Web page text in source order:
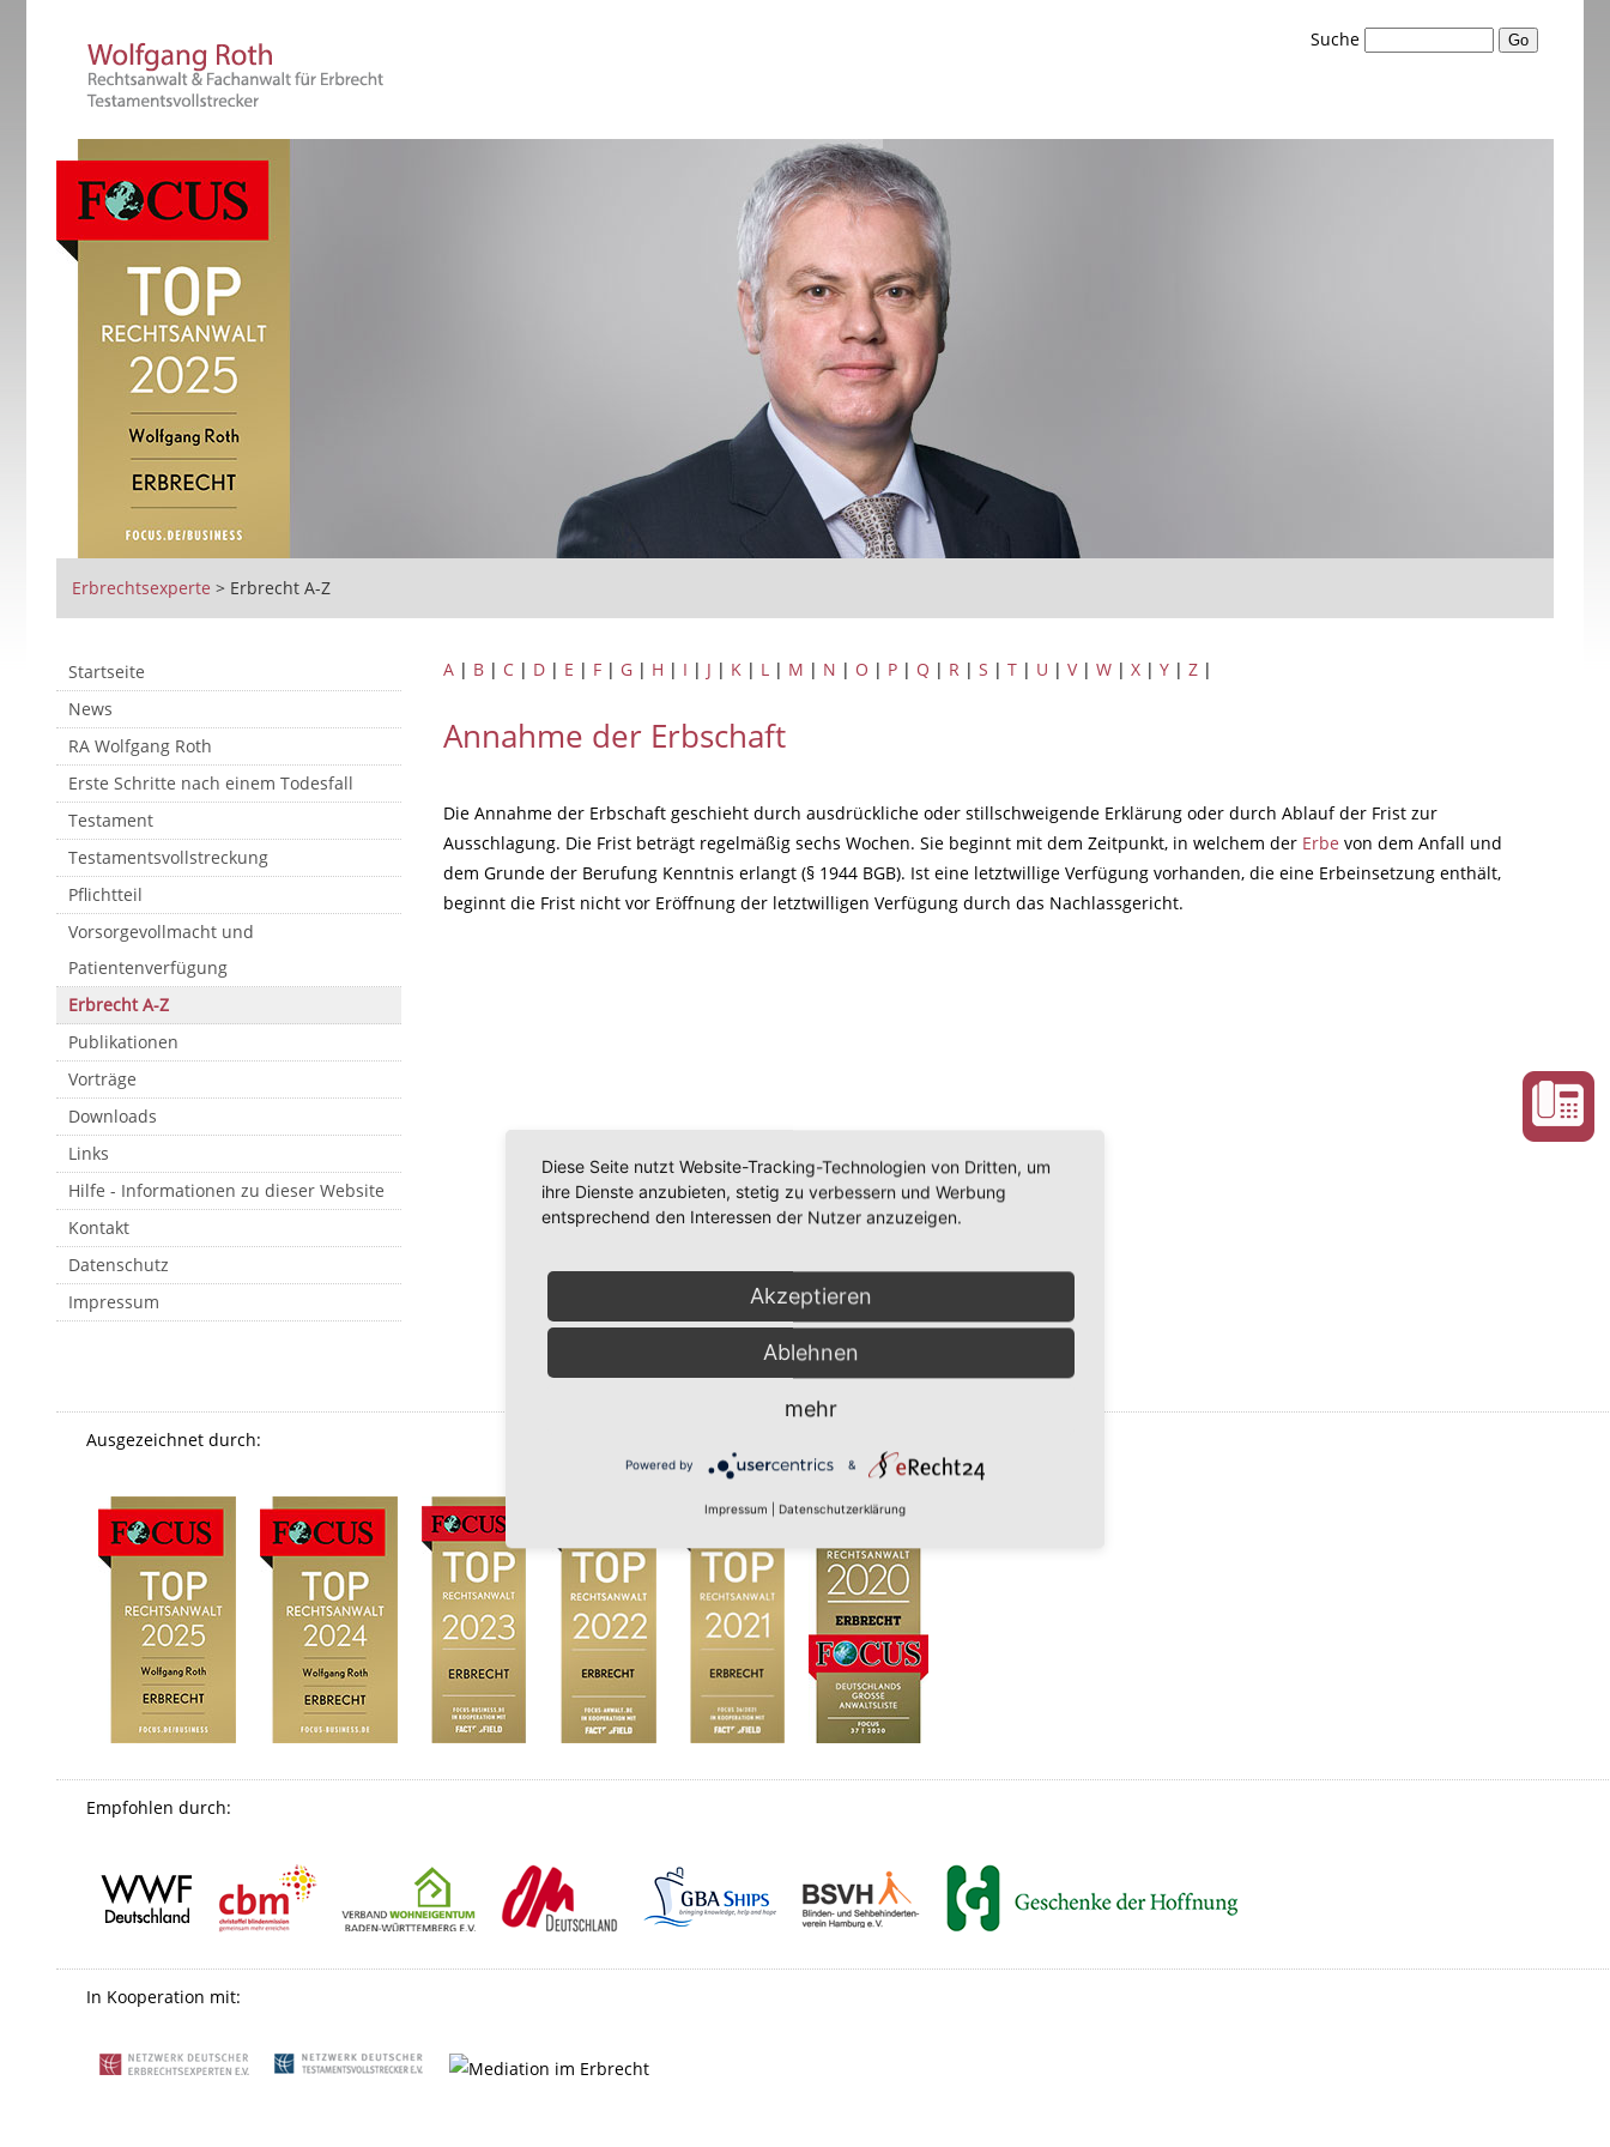
Suche
Erbrechtsexperte > Erbrecht A-Z
Startseite
News
RA Wolfgang Roth
Erste Schritte nach einem Todesfall
Testament
Testamentsvollstreckung
Pflichtteil
Vorsorgevollmacht und
Patientenverfügung
Erbrecht A-Z
Publikationen
Vorträge
Downloads
Links
Hilfe - Informationen zu dieser Website
Kontakt
Datenschutz
Impressum
A| B| C| D| E | F| G| H | I | J | K| L| M | N | O | P| Q | R| S | T| U | V| W| X| Y| Z|
Annahme der Erbschaft
Die Annahme der Erbschaft geschieht durch ausdrückliche oder stillschweigende Erklärung oder durch Ablauf der Frist zur
Ausschlagung. Die Frist beträgt regelmäßig sechs Wochen. Sie beginnt mit dem Zeitpunkt, in welchem der Erbe von dem Anfall und
dem Grunde der Berufung Kenntnis erlangt (§ 1944 BGB). Ist eine letztwillige Verfügung vorhanden, die eine Erbeinsetzung enthält,
beginnt die Frist nicht vor Eröffnung der letztwilligen Verfügung durch das Nachlassgericht.
Ausgezeichnet durch:
Empfohlen durch:
In Kooperation mit:
Diese Seite nutzt Website-Tracking-Technologien von Dritten, um
ihre Dienste anzubieten, stetig zu verbessern und Werbung
entsprechend den Interessen der Nutzer anzuzeigen.
Akzeptieren
Ablehnen
mehr
Powered by &
Impressum Datenschutzerklärung